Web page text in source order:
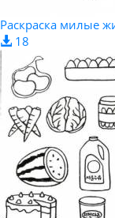
Раскраска милые
18